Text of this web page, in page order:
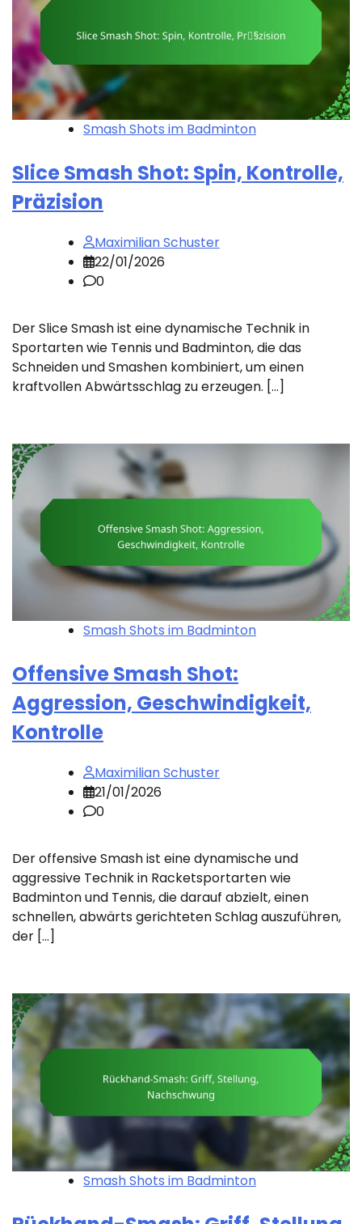
Smash Shots im Badminton
Slice Smash Shot: Spin, Kontrolle,
Präzision
Maximilian Schuster
22/01/2026
0
Der Slice Smash ist eine dynamische Technik in
Sportarten wie Tennis und Badminton, die das
Schneiden und Smashen kombiniert, um einen
kraftvollen Abwärtsschlag zu erzeugen. […]
Smash Shots im Badminton
Offensive Smash Shot:
Aggression, Geschwindigkeit,
Kontrolle
Maximilian Schuster
21/01/2026
0
Der offensive Smash ist eine dynamische und
aggressive Technik in Racketsportarten wie
Badminton und Tennis, die darauf abzielt, einen
schnellen, abwärts gerichteten Schlag auszuführen,
der […]
Smash Shots im Badminton